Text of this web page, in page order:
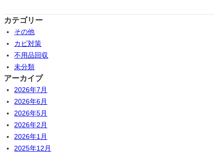
カテゴリー
その他
カビ対策
不用品回収
未分類
アーカイブ
2026年7月
2026年6月
2026年5月
2026年2月
2026年1月
2025年12月